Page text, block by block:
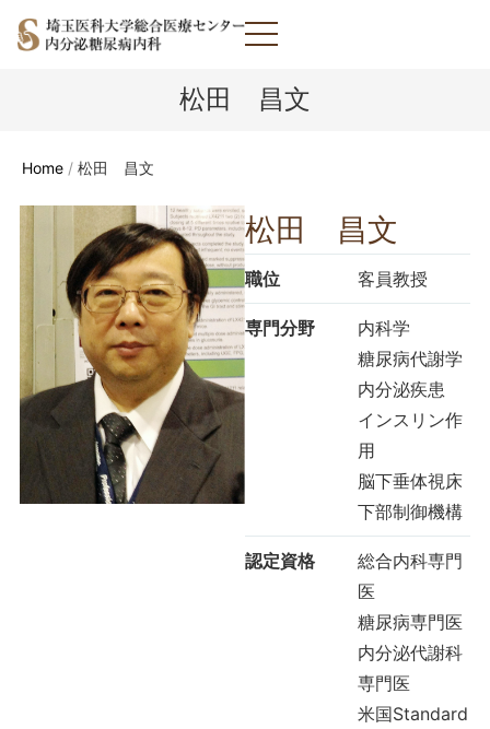
松田 昌文
Home / 松田 昌文
松田 昌文
職位 客員教授
専門分野
内科学
糖尿病代謝学
内分泌疾患
インスリン作
用
脳下垂体視床
下部制御機構
認定資格
総合内科専門
医
糖尿病専門医
内分泌代謝科
専門医
米国Standard